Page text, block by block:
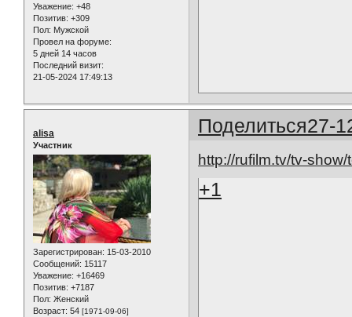
Уважение: +48
Позитив: +309
Пол: Мужской
Провел на форуме:
5 дней 14 часов
Последний визит:
21-05-2024 17:49:13
Поделиться27-
alisa
Участник
Зарегистрирован: 15-03-2010
Сообщений: 15117
Уважение: +16469
Позитив: +7187
Пол: Женский
Возраст: 54 [1971-09-06]
http://rufilm.tv/tv-
+1